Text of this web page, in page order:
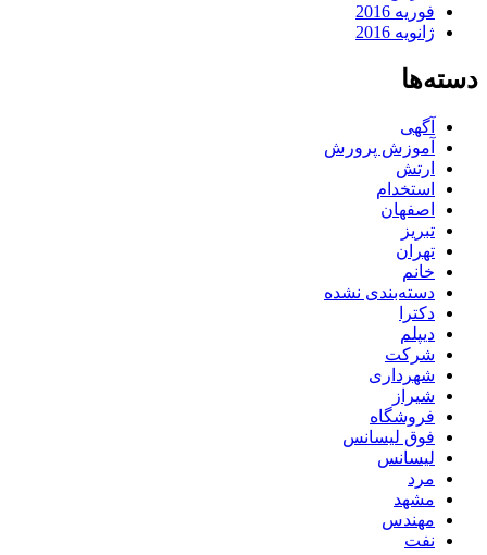
فوریه 2016
ژانویه 2016
دسته‌ها
آگهی
آموزش پرورش
ارتش
استخدام
اصفهان
تبریز
تهران
خانم
دسته‌بندی نشده
دکترا
دیپلم
شرکت
شهرداری
شیراز
فروشگاه
فوق لیسانس
لیسانس
مرد
مشهد
مهندس
نفت